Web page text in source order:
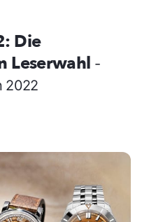
Die
Leserwahl -
2022